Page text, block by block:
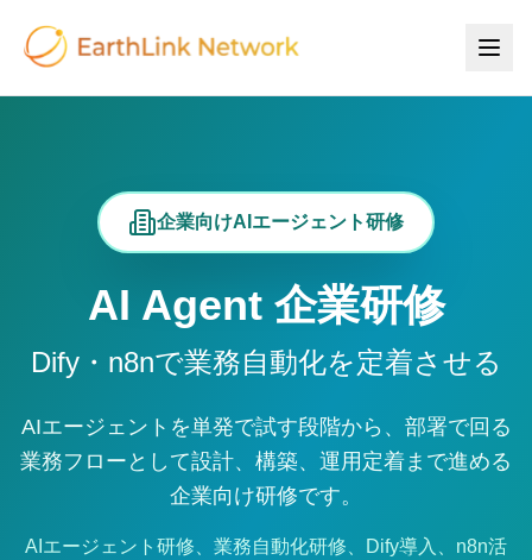
企業向けAIエージェント研修
AI Agent 企業研修
Dify・n8nで業務自動化を定着させる
AIエージェントを単発で試す段階から、部署で回る
業務フローとして設計、構築、運用定着まで進める
企業向け研修です。
AIエージェント研修、業務自動化研修、Dify導入、n8n活